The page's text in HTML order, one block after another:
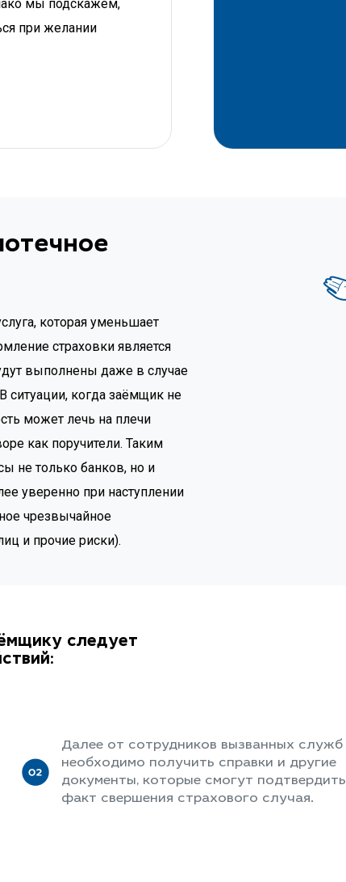
мы подскажем,
при желании
которая уменьшает
страховки является
выполнены даже в случае
ситуации, когда заёмщик не
может лечь на плечи
как поручители. Таким
не только банков, но и
уверенно при наступлении
чрезвычайное
и прочие риски).
следует
Далее от сотрудников вызванных служб
необходимо получить справки и другие
документы, которые смогут подтвердить
факт свершения страхового случая.